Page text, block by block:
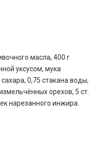
масла, 400 г
уксусом, мука
0,75 стакана воды,
орехов, 5 ст.
нарезанного инжира.